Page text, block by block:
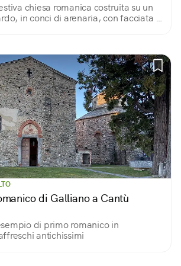
chiesa romanica costruita su un
in conci di arenaria, con facciata a
di Galliano a Cantù
di primo romanico in
antichissimi